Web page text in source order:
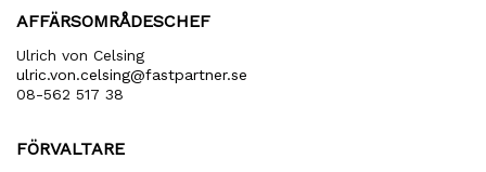
AFFÄRSOMRÅDESCHEF
Ulrich von Celsing
ulric​.von​.celsing​@fastpartner​.se
08-562 517 38
FÖRVALTARE